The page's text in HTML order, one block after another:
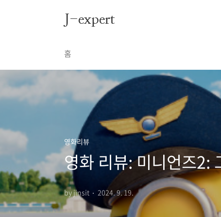
J-expert
홈
영화리뷰
영화 리뷰: 미니언즈2:
by jinsit 2024. 9. 19.